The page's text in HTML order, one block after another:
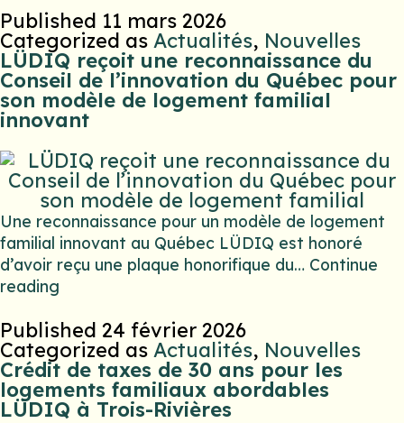
Published 11 mars 2026
Categorized as Actualités, Nouvelles
LÜDIQ reçoit une reconnaissance du
Conseil de l’innovation du Québec pour
son modèle de logement familial
innovant
Une reconnaissance pour un modèle de logement
familial innovant au Québec LÜDIQ est honoré
d’avoir reçu une plaque honorifique du… Continue
reading
Published 24 février 2026
Categorized as Actualités, Nouvelles
Crédit de taxes de 30 ans pour les
logements familiaux abordables
LÜDIQ à Trois-Rivières